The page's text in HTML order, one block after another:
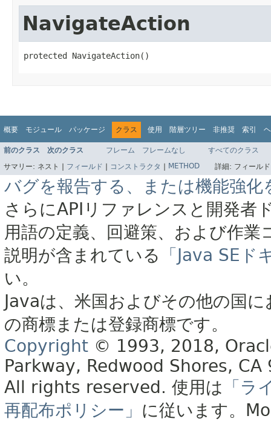
NavigateAction
protected NavigateAction()
概要 モジュール パッケージ クラス 使用 階層ツリー 非推奨 索引
前のクラス 次のクラス フレーム フレームなし
すべてのクラス
サマリー: ネスト | フィールド | コンストラクタ | METHOD 詳細: フィール
バグを報告する、または機能強化
さらにAPIリファレンスと開発者
用語の定義、回避策、および作
説明が含まれている
「Java SE
い。
Javaは、米国およびその他の国
の商標または登録商標です。
Copyright © 1993, 2018,
Parkway, Redwood Shores, CA
All rights reserved. 使用は 「ラ
再配布ポリシー」 に従います。